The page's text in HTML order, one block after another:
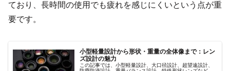
ており、長時間の使用でも疲れを感じにくいという点が重
要です。
小型軽量設計から形状・重量の全体像まで：レン
ズ設計の魅力
この記事では、小型軽量設計、大口径設計、超望遠設計、